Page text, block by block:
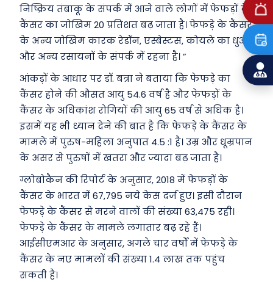
निष्क्रिय तंबाकू के संपर्क में आने वाले लोगों में फेफड़ों के
कैंसर का जोखिम 20 प्रतिशत बढ़ जाता है। फेफड़े के कैंसर
के अन्य जोखिम कारक रेडॉन, एस्बेस्टस, कोयले का धुआं
और अन्य रसायनों के संपर्क में रहना है। ”
आंकड़ों के आधार पर डॉ. बत्रा ने बताया कि फेफड़े का
कैंसर होने की औसत आयु 54.6 वर्ष है और फेफड़ों के
कैंसर के अधिकांश रोगियों की आयु 65 वर्ष से अधिक है।
इसमें यह भी ध्यान देने की बात है कि फेफड़े के कैंसर के
मामले में पुरुष-महिला अनुपात 4.5 :1 है। उम्र और धूम्रपान
के असर से पुरुषों में खतरा और ज्यादा बढ़ जाता है।
ग्लोबोकैन की रिपोर्ट के अनुसार, 2018 में फेफड़ों के
कैंसर के भारत में 67,795 नये केस दर्ज हुए। इसी दौरान
फेफड़े के कैंसर से मरने वालों की संख्या 63,475 रही।
फेफड़े के कैंसर के मामले लगातार बढ़ रहे हैं।
आईसीएमआर के अनुसार, अगले चार वर्षों में फेफड़े के
कैंसर के नए मामलों की संख्या 1.4 लाख तक पहुंच
सकती है।